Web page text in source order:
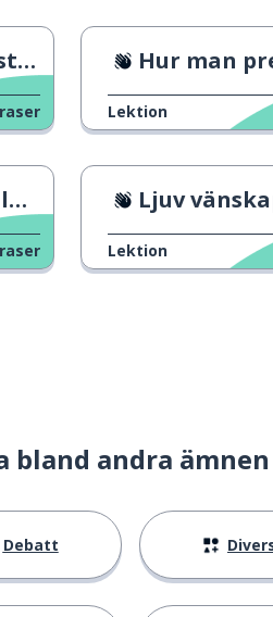
Hur man
Lektion
Ljuv
Lektion
bland andra
Debatt